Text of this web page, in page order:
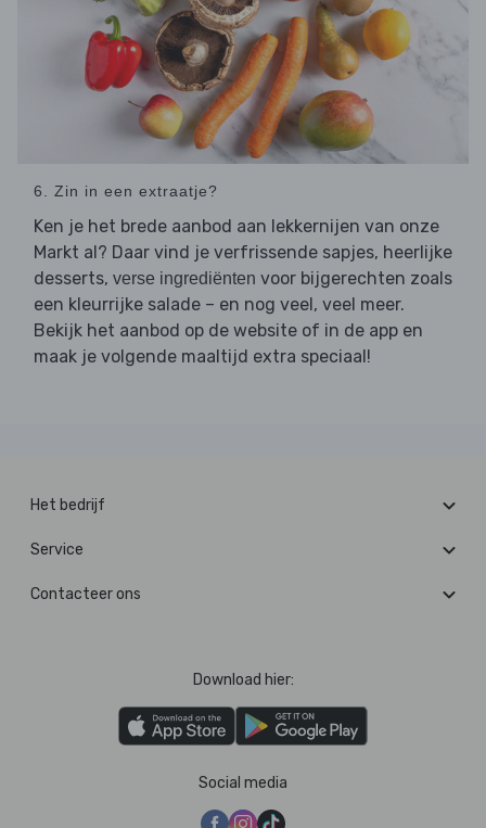
6. Zin in een extraatje?
Ken je het brede aanbod aan lekkernijen van onze
Markt al? Daar vind je verfrissende sapjes, heerlijke
desserts, verse ingrediënten voor bijgerechten zoals
een kleurrijke salade – en nog veel, veel meer.
Bekijk het aanbod op de website of in de app en
maak je volgende maaltijd extra speciaal!
Het bedrijf
Service
Contacteer ons
Download hier:
Social media